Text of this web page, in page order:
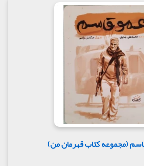
(مجموعه کتاب قهرمان من)